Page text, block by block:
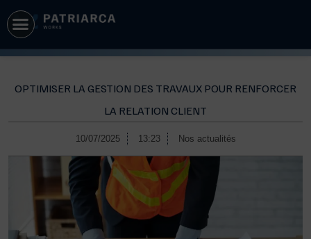
OPTIMISER LA GESTION DES TRAVAUX POUR RENFORCER
LA RELATION CLIENT
10/07/2025 13:23 Nos actualités